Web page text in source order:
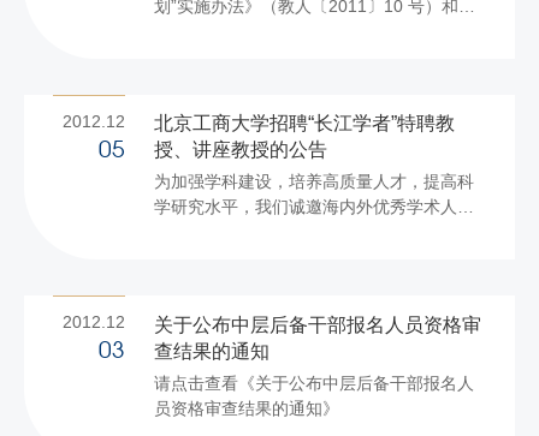
题（共100题） 五、考试时间：60分钟 六、
划”实施办法》（教人〔2011〕10 号）和
知如下： 一、设岗 （一）岗位设置 “长江学
者奖励计划”聘任长江学者特聘教授、讲座教
授。各单位应结合学校发展战略目标，根据
创新平台、重点科研基地、学科规划建设等
2012.12
05
北京工商大学招聘“长江学者”特聘教
授、讲座教授的公告
为加强学科建设，培养高质量人才，提高科
学研究水平，我们诚邀海内外优秀学术人才
协调发展的多科性大学，已有60余年办学历
史。学校现设10个学院、1个教学部；拥有2
个国家级检测中心、1个国家级实验教学示范
中心、2个北京市重点实验室、1个北京高等
2012.12
03
关于公布中层后备干部报名人员资格审
查结果的通知
请点击查看《关于公布中层后备干部报名人
员资格审查结果的通知》